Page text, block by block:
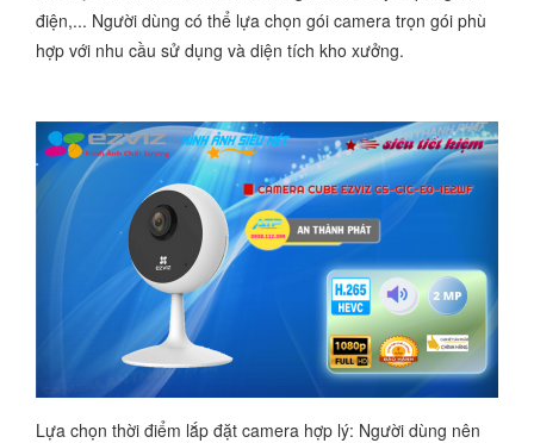
điện,... Người dùng có thể lựa chọn gói camera trọn gói phù
hợp với nhu cầu sử dụng và diện tích kho xưởng.
Lựa chọn thời điểm lắp đặt camera hợp lý: Người dùng nên